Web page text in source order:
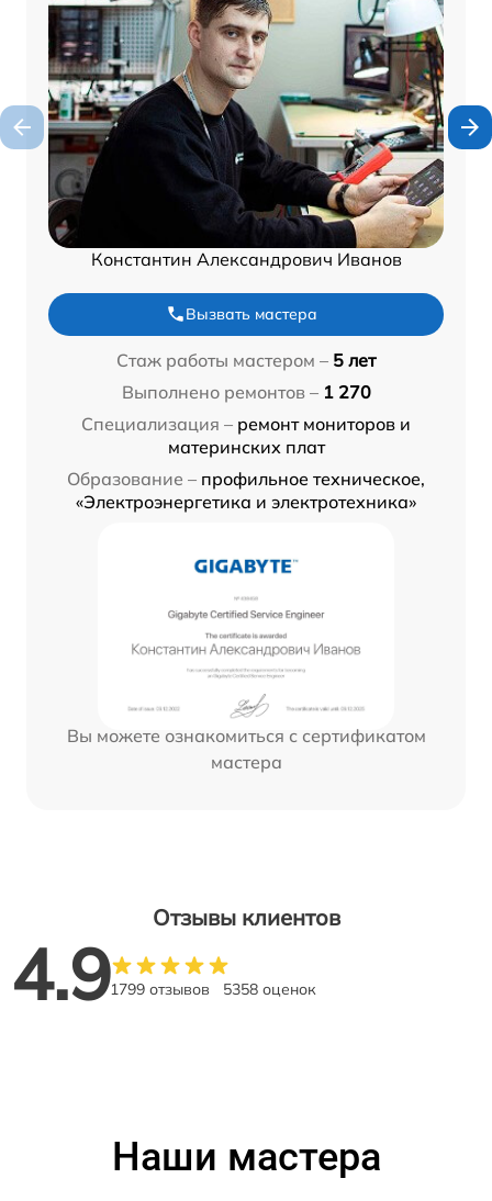
Константин Александрович Иванов
Вызвать мастера
Стаж работы мастером – 5 лет
Выполнено ремонтов – 1 270
Специализация – ремонт мониторов и
материнских плат
Образование – профильное техническое,
«Электроэнергетика и электротехника»
Вы можете ознакомиться с сертификатом
мастера
Отзывы клиентов
4.91799 отзывов 5358 оценок
Наши мастера